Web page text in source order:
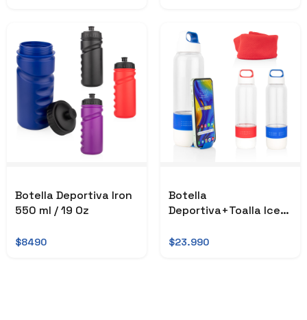
Botella Deportiva Iron
550 ml / 19 Oz
$8490
Botella
Deportiva+Toalla Ice
$23.990